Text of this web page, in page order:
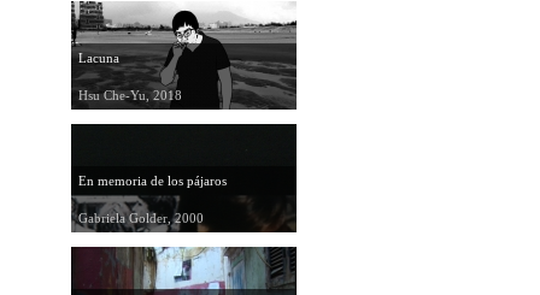
Lacuna
Hsu Che-Yu, 2018
En memoria de los pájaros
Gabriela Golder, 2000